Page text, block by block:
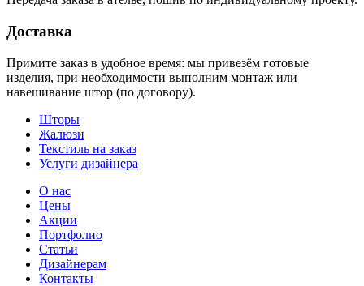
Доставка
Примите заказ в удобное время: мы привезём готовые
изделия, при необходимости выполним монтаж или
навешивание штор (по договору).
Шторы
Жалюзи
Текстиль на заказ
Услуги дизайнера
О нас
Цены
Акции
Портфолио
Статьи
Дизайнерам
Контакты